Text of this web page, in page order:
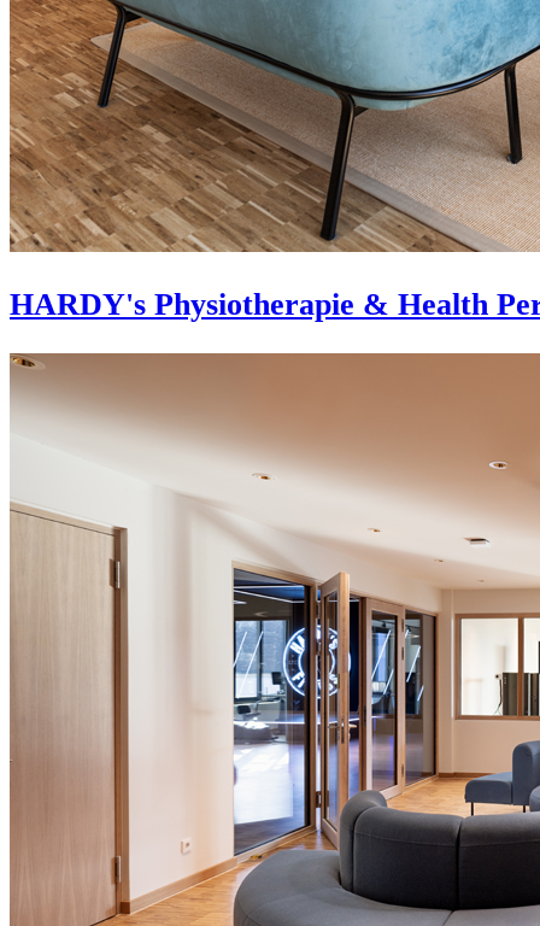
HARDY's Physiotherapie & Health